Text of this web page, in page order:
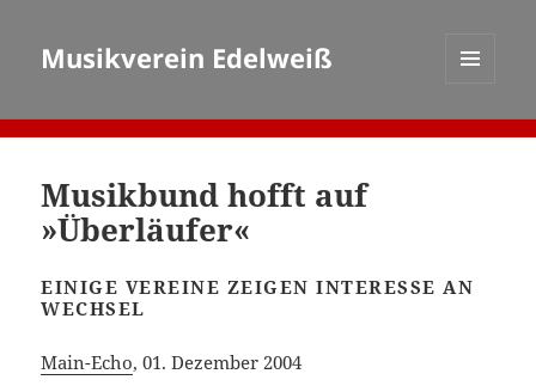
Musikverein Edelweiß
WIDGETS
Musikbund hofft auf
»Überläufer«
EINIGE VEREINE ZEIGEN INTERESSE AN
WECHSEL
Main-Echo, 01. Dezember 2004